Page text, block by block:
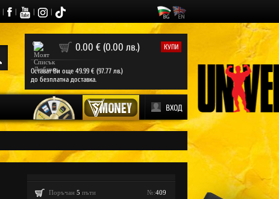
| | | |
0 0.00 € (0.00 лв.) КУПИ
Остават Ви още 49.99 € (97.77 лв.)
до безплатна доставка.
ВХОД
Поръчан 5 пъти №:409